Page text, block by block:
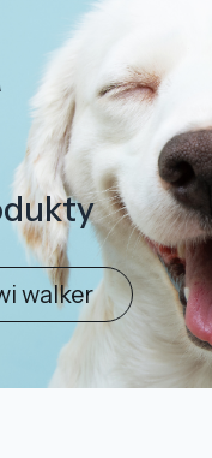
walker